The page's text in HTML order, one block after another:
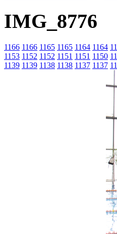
IMG_8776
1166 1166 1165 1165 1164 1164
1153 1152 1152 1151 1151 1150
1139 1139 1138 1138 1137 1137